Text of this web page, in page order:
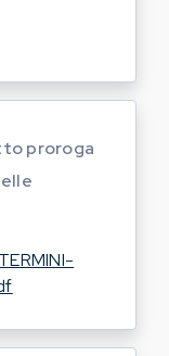
proroga